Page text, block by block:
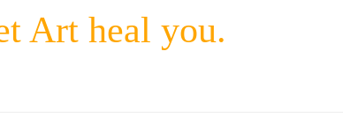
Art heal you.